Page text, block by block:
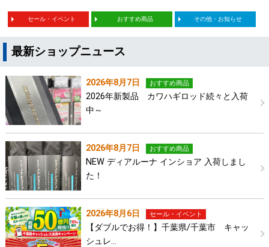
セール・イベント おすすめ商品 その他・お知らせ
最新ショップニュース
2026年8月7日 おすすめ商品
2026年新製品 カワハギロッド続々と入荷
中～
2026年8月7日 おすすめ商品
NEW ディアルーナ インショア 入荷しまし
た！
2026年8月6日 セール・イベント
【ダブルでお得！】千葉県/千葉市 キャッ
シュレ…